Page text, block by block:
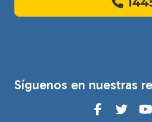
Síguenos en nuestras